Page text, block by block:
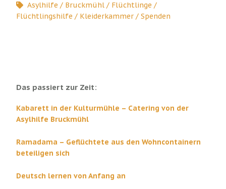
Asylhilfe
Bruckmühl
Flüchtlinge
Flüchtlingshilfe
Kleiderkammer Spenden
Das passiert zur Zeit:
Kabarett in der Kulturmühle – Catering von der
Asylhilfe Bruckmühl
Ramadama – Geflüchtete aus den Wohncontainern
beteiligen sich
Deutsch lernen von Anfang an